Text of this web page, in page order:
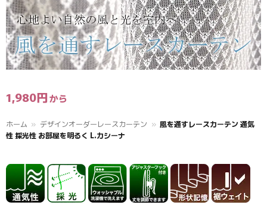
1,980円
ホーム » デザインオーダーレースカーテン » 風を通すレースカーテン 通気
性 採光性 お部屋を明るく L.カシーナ